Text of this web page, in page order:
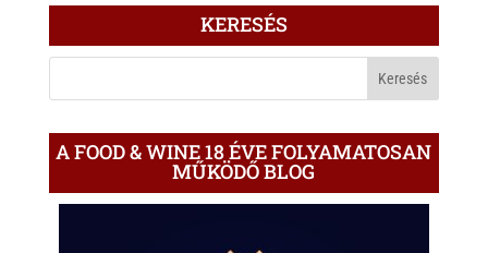
ÍRÁS
BLOGON
KERESÉS
A FOOD & WINE 18 ÉVE FOLYAMATOSAN
MŰKÖDŐ BLOG